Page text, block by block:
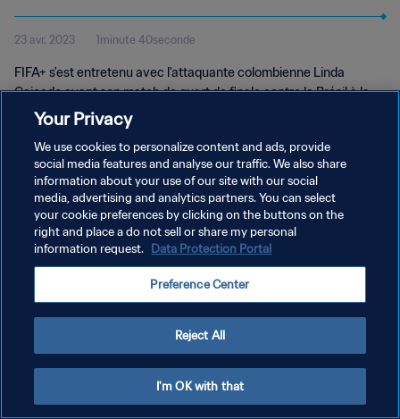
peux faire"
23 avr. 2023 1minute 40seconde
FIFA+ s'est entretenu avec l'attaquante colombienne Linda
Caicedo avant son match de quart de finale contre le Brésil à la
Coupe du Monde Féminine U-20 de la FIFA, Costa Rica 2022™.
POLITIQUE DE CONFIDENTIALITÉ
CONDITIONS D'UTILISATION
GÉRER VOS PRÉFÉRENCES SUR LES COOKIES
Your Privacy
We use cookies to personalize content and ads, provide
social media features and analyse our traffic. We also share
information about your use of our site with our social
media, advertising and analytics partners. You can select
your cookie preferences by clicking on the buttons on the
right and place a do not sell or share my personal
information request. Data Protection Portal
Preference Center
Reject All
I'm OK with that